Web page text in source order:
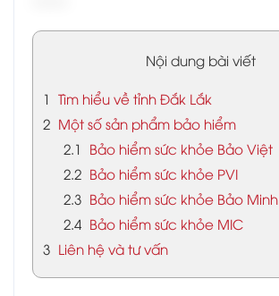
Nội dung bài viết
1 Tìm hiểu về tỉnh Đắk Lắk
2 Một số sản phẩm bảo hiểm
2.1
Bảo hiểm sức khỏe Bảo Việt
2.2 Bảo hiểm sức khỏe PVI
2.3 Bảo hiểm sức khỏe Bảo Minh
2.4 Bảo hiểm sức khỏe MIC
3 Liên hệ và tư vấn